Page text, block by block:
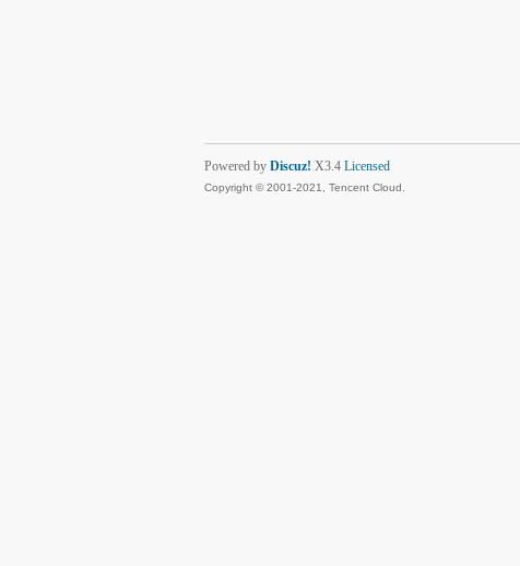
Powered by Discuz! X3.4 Licensed
Copyright © 2001-2021, Tencent Cloud.